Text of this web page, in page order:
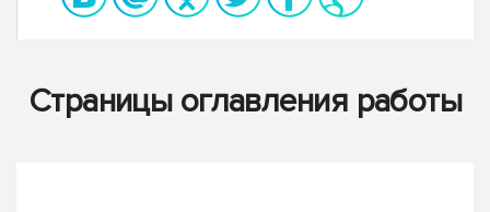
Страницы оглавления работы